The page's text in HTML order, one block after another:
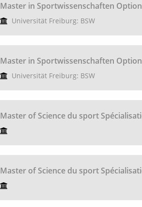
Master in Sportwissenschaften
Universität Freiburg: BSW
Master in Sportwissenschaften
Universität Freiburg: BSW
Master of Science du sport
Master of Science du sport